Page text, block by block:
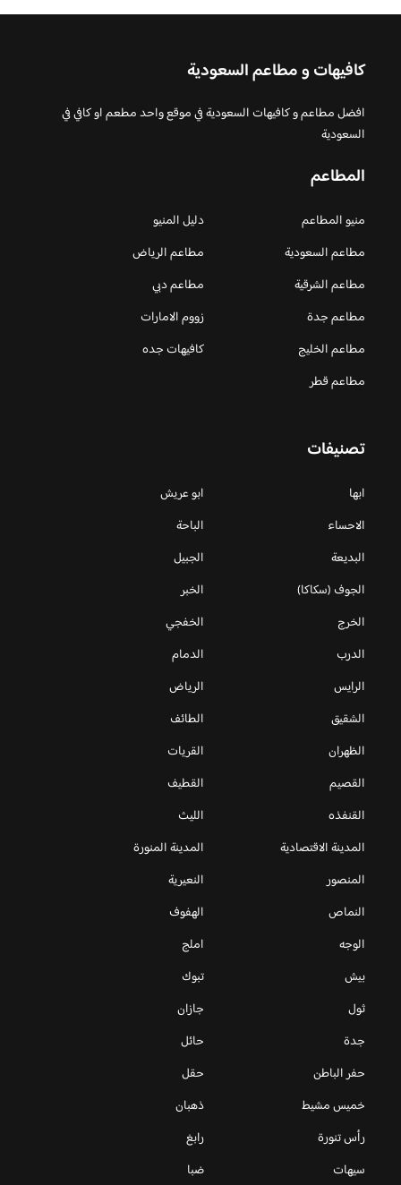
كافيهات و مطاعم السعودية
افضل مطاعم و كافيهات السعودية في موقع واحد مطعم او كافي في
السعودية
المطاعم
منيو المطاعم
دليل المنيو
مطاعم السعودية
مطاعم الرياض
مطاعم الشرقية
مطاعم دبي
مطاعم جدة
زووم الامارات
مطاعم الخليج
كافيهات جده
مطاعم قطر
تصنيفات
ابها
ابو عريش
الاحساء
الباحة
البديعة
الجبيل
الجوف (سكاكا)
الخبر
الخرج
الخفجي
الدرب
الدمام
الرايس
الرياض
الشقيق
الطائف
الظهران
القريات
القصيم
القطيف
القنفذه
الليث
المدينة الاقتصادية
المدينة المنورة
المنصور
النعيرية
النماص
الهفوف
الوجه
املج
بيش
تبوك
ثول
جازان
جدة
حائل
حفر الباطن
حقل
خميس مشيط
ذهبان
رأس تنورة
رابغ
سيهات
ضبا